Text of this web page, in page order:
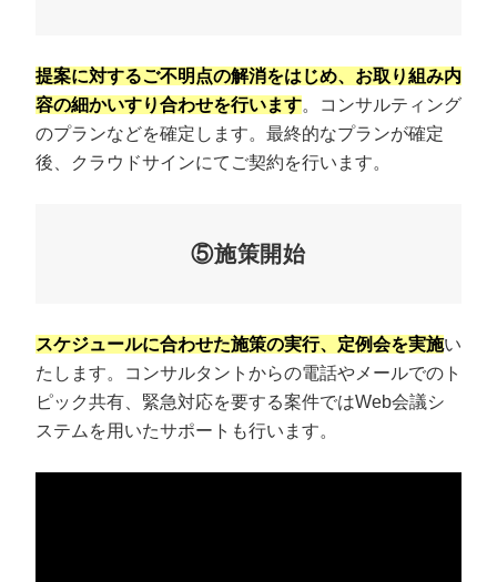
提案に対するご不明点の解消をはじめ、お取り組み内
容の細かいすり合わせを行います。コンサルティング
のプランなどを確定します。最終的なプランが確定
後、クラウドサインにてご契約を行います。
⑤施策開始
スケジュールに合わせた施策の実行、定例会を実施い
たします。コンサルタントからの電話やメールでのト
ピック共有、緊急対応を要する案件ではWeb会議シ
ステムを用いたサポートも行います。